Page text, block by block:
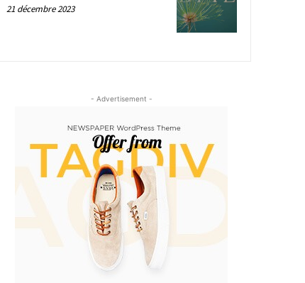
21 décembre 2023
- Advertisement -